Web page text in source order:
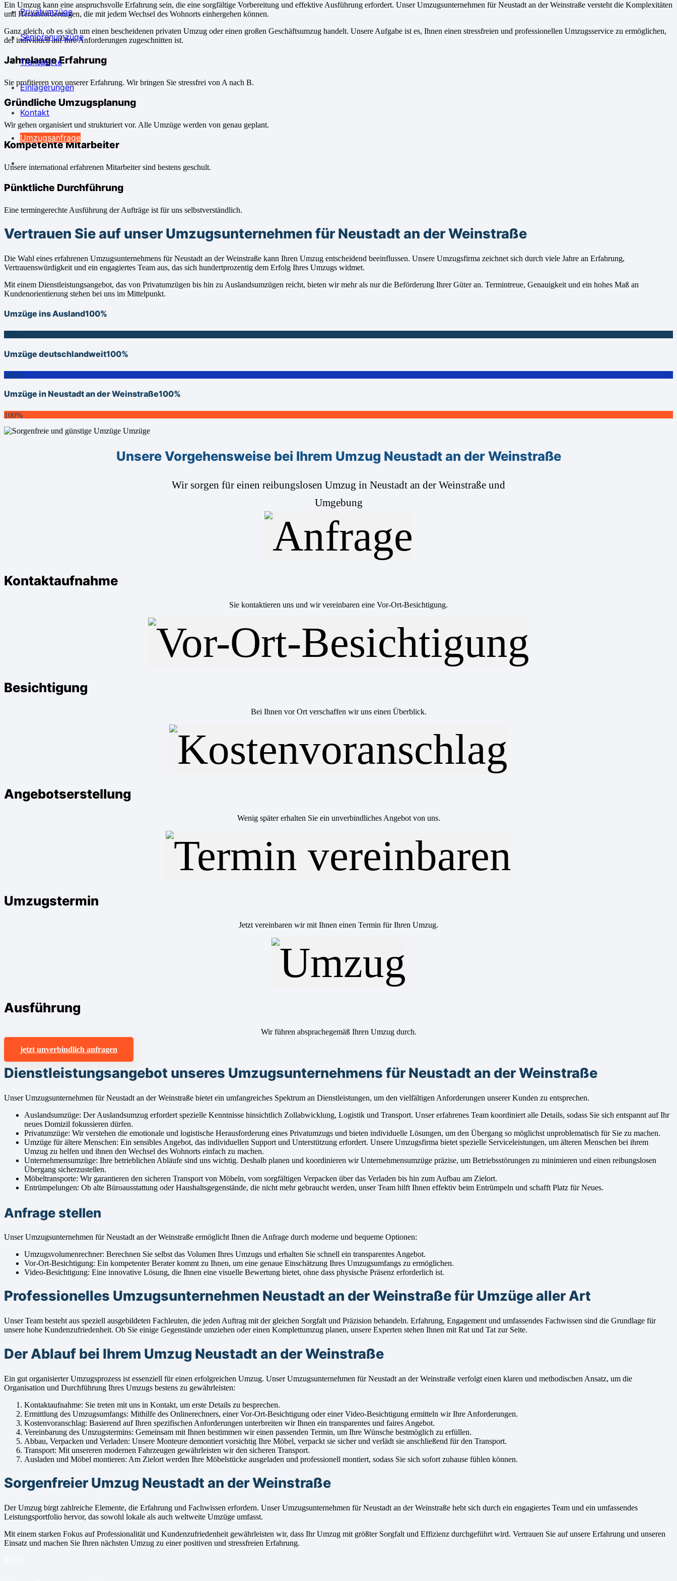
Privatumzüge
Seniorenumzüge
Transporte
Einlagerungen
Kontakt
Umzugsanfrage
Ein Umzug kann eine anspruchsvolle Erfahrung sein, die eine sorgfältige Vorbereitung und effektive Ausführung erfordert. Unser Umzugsunternehmen für Neustadt an der Weinstraße versteht die Komplexitäten
und Herausforderungen, die mit jedem Wechsel des Wohnorts einhergehen können.
Ganz gleich, ob es sich um einen bescheidenen privaten Umzug oder einen großen Geschäftsumzug handelt. Unsere Aufgabe ist es, Ihnen einen stressfreien und professionellen Umzugsservice zu ermöglichen,
der individuell auf Ihre Anforderungen zugeschnitten ist.
Jahrelange Erfahrung
Sie profitieren von unserer Erfahrung. Wir bringen Sie stressfrei von A nach B.
Gründliche Umzugsplanung
Wir gehen organisiert und strukturiert vor. Alle Umzüge werden von genau geplant.
Kompetente Mitarbeiter
Unsere international erfahrenen Mitarbeiter sind bestens geschult.
Pünktliche Durchführung
Eine termingerechte Ausführung der Aufträge ist für uns selbstverständlich.
Vertrauen Sie auf unser Umzugsunternehmen für Neustadt an der Weinstraße
Die Wahl eines erfahrenen Umzugsunternehmens für Neustadt an der Weinstraße kann Ihren Umzug entscheidend beeinflussen. Unsere Umzugsfirma zeichnet sich durch viele Jahre an Erfahrung,
Vertrauenswürdigkeit und ein engagiertes Team aus, das sich hundertprozentig dem Erfolg Ihres Umzugs widmet.
Mit einem Dienstleistungsangebot, das von Privatumzügen bis hin zu Auslandsumzügen reicht, bieten wir mehr als nur die Beförderung Ihrer Güter an. Termintreue, Genauigkeit und ein hohes Maß an
Kundenorientierung stehen bei uns im Mittelpunkt.
Umzüge ins Ausland100%
Umzüge deutschlandweit100%
100%
Umzüge in Neustadt an der Weinstraße100%
100%
Unsere Vorgehensweise bei Ihrem Umzug Neustadt an der Weinstraße
Wir sorgen für einen reibungslosen Umzug in Neustadt an der Weinstraße und
Umgebung
Kontaktaufnahme
Sie kontaktieren uns und wir vereinbaren eine Vor-Ort-Besichtigung.
Besichtigung
Bei Ihnen vor Ort verschaffen wir uns einen Überblick.
Angebotserstellung
Wenig später erhalten Sie ein unverbindliches Angebot von uns.
Umzugstermin
Jetzt vereinbaren wir mit Ihnen einen Termin für Ihren Umzug.
Ausführung
Wir führen absprachegemäß Ihren Umzug durch.
jetzt unverbindlich anfragen
Dienstleistungsangebot unseres Umzugsunternehmens für Neustadt an der Weinstraße
Unser Umzugsunternehmen für Neustadt an der Weinstraße bietet ein umfangreiches Spektrum an Dienstleistungen, um den vielfältigen Anforderungen unserer Kunden zu entsprechen.
Auslandsumzüge: Der Auslandsumzug erfordert spezielle Kenntnisse hinsichtlich Zollabwicklung, Logistik und Transport. Unser erfahrenes Team koordiniert alle Details, sodass Sie sich entspannt auf Ihr
neues Domizil fokussieren dürfen.
Privatumzüge: Wir verstehen die emotionale und logistische Herausforderung eines Privatumzugs und bieten individuelle Lösungen, um den Übergang so möglichst unproblematisch für Sie zu machen.
Umzüge für ältere Menschen: Ein sensibles Angebot, das individuellen Support und Unterstützung erfordert. Unsere Umzugsfirma bietet spezielle Serviceleistungen, um älteren Menschen bei ihrem
Umzug zu helfen und ihnen den Wechsel des Wohnorts einfach zu machen.
Unternehmensumzüge: Ihre betrieblichen Abläufe sind uns wichtig. Deshalb planen und koordinieren wir Unternehmensumzüge präzise, um Betriebsstörungen zu minimieren und einen reibungslosen
Übergang sicherzustellen.
Möbeltransporte: Wir garantieren den sicheren Transport von Möbeln, vom sorgfältigen Verpacken über das Verladen bis hin zum Aufbau am Zielort.
Entrümpelungen: Ob alte Büroausstattung oder Haushaltsgegenstände, die nicht mehr gebraucht werden, unser Team hilft Ihnen effektiv beim Entrümpeln und schafft Platz für Neues.
Anfrage stellen
Unser Umzugsunternehmen für Neustadt an der Weinstraße ermöglicht Ihnen die Anfrage durch moderne und bequeme Optionen:
Umzugsvolumenrechner: Berechnen Sie selbst das Volumen Ihres Umzugs und erhalten Sie schnell ein transparentes Angebot.
Vor-Ort-Besichtigung: Ein kompetenter Berater kommt zu Ihnen, um eine genaue Einschätzung Ihres Umzugsumfangs zu ermöglichen.
Video-Besichtigung: Eine innovative Lösung, die Ihnen eine visuelle Bewertung bietet, ohne dass physische Präsenz erforderlich ist.
Professionelles Umzugsunternehmen Neustadt an der Weinstraße für Umzüge aller Art
Unser Team besteht aus speziell ausgebildeten Fachleuten, die jeden Auftrag mit der gleichen Sorgfalt und Präzision behandeln. Erfahrung, Engagement und umfassendes Fachwissen sind die Grundlage für
unsere hohe Kundenzufriedenheit. Ob Sie einige Gegenstände umziehen oder einen Komplettumzug planen, unsere Experten stehen Ihnen mit Rat und Tat zur Seite.
Der Ablauf bei Ihrem Umzug Neustadt an der Weinstraße
Ein gut organisierter Umzugsprozess ist essenziell für einen erfolgreichen Umzug. Unser Umzugsunternehmen für Neustadt an der Weinstraße verfolgt einen klaren und methodischen Ansatz, um die
Organisation und Durchführung Ihres Umzugs bestens zu gewährleisten:
Kontaktaufnahme: Sie treten mit uns in Kontakt, um erste Details zu besprechen.
Ermittlung des Umzugsumfangs: Mithilfe des Onlinerechners, einer Vor-Ort-Besichtigung oder einer Video-Besichtigung ermitteln wir Ihre Anforderungen.
Kostenvoranschlag: Basierend auf Ihren spezifischen Anforderungen unterbreiten wir Ihnen ein transparentes und faires Angebot.
Vereinbarung des Umzugstermins: Gemeinsam mit Ihnen bestimmen wir einen passenden Termin, um Ihre Wünsche bestmöglich zu erfüllen.
Abbau, Verpacken und Verladen: Unsere Monteure demontiert vorsichtig Ihre Möbel, verpackt sie sicher und verlädt sie anschließend für den Transport.
Transport: Mit unsereren modernen Fahrzeugen gewährleisten wir den sicheren Transport.
Ausladen und Möbel montieren: Am Zielort werden Ihre Möbelstücke ausgeladen und professionell montiert, sodass Sie sich sofort zuhause fühlen können.
Sorgenfreier Umzug Neustadt an der Weinstraße
Der Umzug birgt zahlreiche Elemente, die Erfahrung und Fachwissen erfordern. Unser Umzugsunternehmen für Neustadt an der Weinstraße hebt sich durch ein engagiertes Team und ein umfassendes
Leistungsportfolio hervor, das sowohl lokale als auch weltweite Umzüge umfasst.
Mit einem starken Fokus auf Professionalität und Kundenzufriedenheit gewährleisten wir, dass Ihr Umzug mit größter Sorgfalt und Effizienz durchgeführt wird. Vertrauen Sie auf unsere Erfahrung und unseren
Einsatz und machen Sie Ihren nächsten Umzug zu einer positiven und stressfreien Erfahrung.